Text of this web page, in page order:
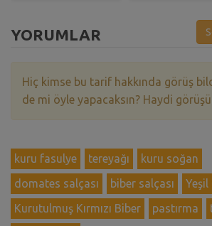
YORUMLAR
Hiç kimse bu tarif hakkında görüş
de mi öyle yapacaksın? Haydi
kuru fasulye tereyağı
kuru soğan
domates salçası
biber salçası
Yeşil
Kurutulmuş Kırmızı Biber
pastırma